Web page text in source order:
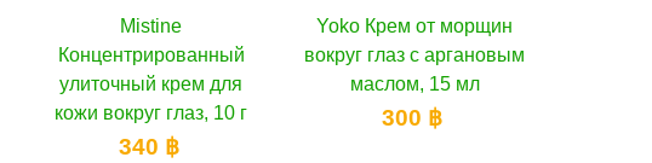
В корзину
Mistine
Концентрированный
улиточный крем для
кожи вокруг глаз, 10 г
340 ฿
В корзину
Yoko Крем от морщин
вокруг глаз с аргановым
маслом, 15 мл
300 ฿